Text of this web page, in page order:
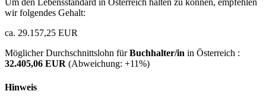
Um den Lebensstandard in Österreich halten zu können, empfehlen
wir folgendes Gehalt:
ca. 29.157,25 EUR
Möglicher Durchschnittslohn fürBuchhalter/in in Österreich :
32.405,06 EUR (Abweichung: +11%)
Hinweis